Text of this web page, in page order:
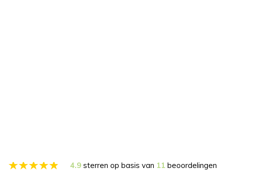
4.9 sterren op basis van 11 beoordelingen